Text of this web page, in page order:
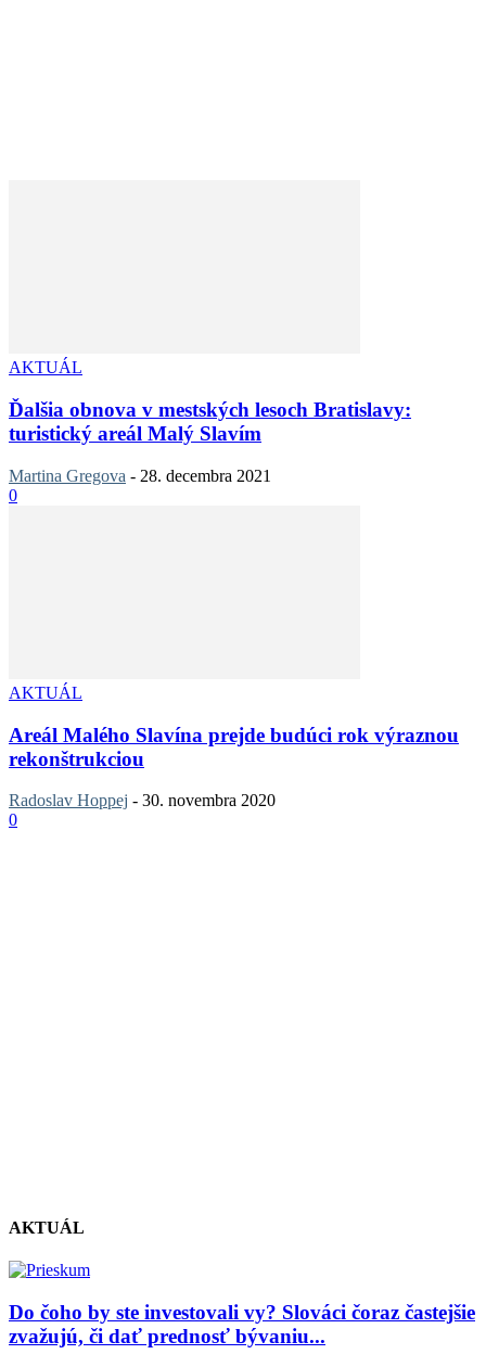
AKTUÁL
Ďalšia obnova v mestských lesoch Bratislavy:
turistický areál Malý Slavím
Martina Gregova - 28. decembra 2021
0
AKTUÁL
Areál Malého Slavína prejde budúci rok výraznou
rekonštrukciou
Radoslav Hoppej - 30. novembra 2020
0
AKTUÁL
Do čoho by ste investovali vy? Slováci čoraz častejšie
zvažujú, či dať prednosť bývaniu...